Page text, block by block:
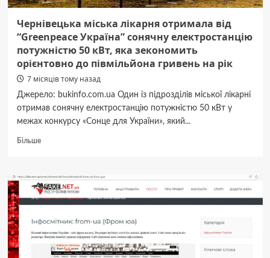
майже
євро.
Хто
дасть
гроші?
Чернівецька міська лікарня отримала від
“Greenpeace Україна” сонячну електростанцію
потужністю 50 кВт, яка зекономить
орієнтовно до півмільйона гривень на рік
7 місяців тому назад
Джерело: bukinfo.com.ua Один із підрозділів міської лікарні
отримав сонячну електростанцію потужністю 50 кВт у
межах конкурсу «Сонце для України», який...
БільшеДокладніше
лікарня
отримала
від
“Greenpeace
Україна”
сонячну
електростанцію